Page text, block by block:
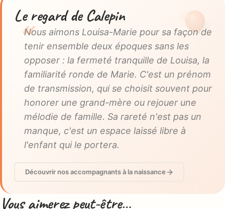
Le regard de Calepin
Nous aimons Louisa-Marie pour sa façon de
tenir ensemble deux époques sans les
opposer : la fermeté tranquille de Louisa, la
familiarité ronde de Marie. C'est un prénom
de transmission, qui se choisit souvent pour
honorer une grand-mère ou rejouer une
mélodie de famille. Sa rareté n'est pas un
manque, c'est un espace laissé libre à
l'enfant qui le portera.
Découvrir nos accompagnants à la naissance
Vous aimerez peut-être…